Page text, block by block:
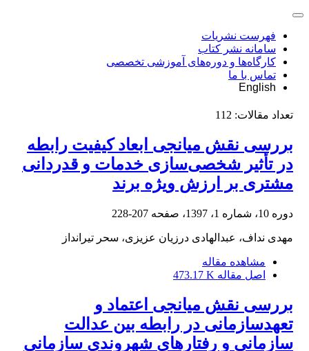
فهرست نشریات
سامانه نشر کتاب
کارگاه‌ها و دوره‌های آموزشی تخصصی
تماس با ما
English
تعداد مقالات: 112
بررسی نقش میانجی ابعاد کیفیت رابطه
در تأثیر شخصی‌سازی خدمات و قدردانی
مشتری بر ارزش ویژه برند
دوره 10، شماره 1، 1397، صفحه 207-228
مهدی نداف، عبدالهادی درزیان عزیزی، سحر تیرانداز
مشاهده مقاله
اصل مقاله 473.17 K
بررسی نقش میانجی اعتماد و
تعهدسازمانی در رابطه بین عدالت
سازمانی و رفتارهای شهروندی سازمانی